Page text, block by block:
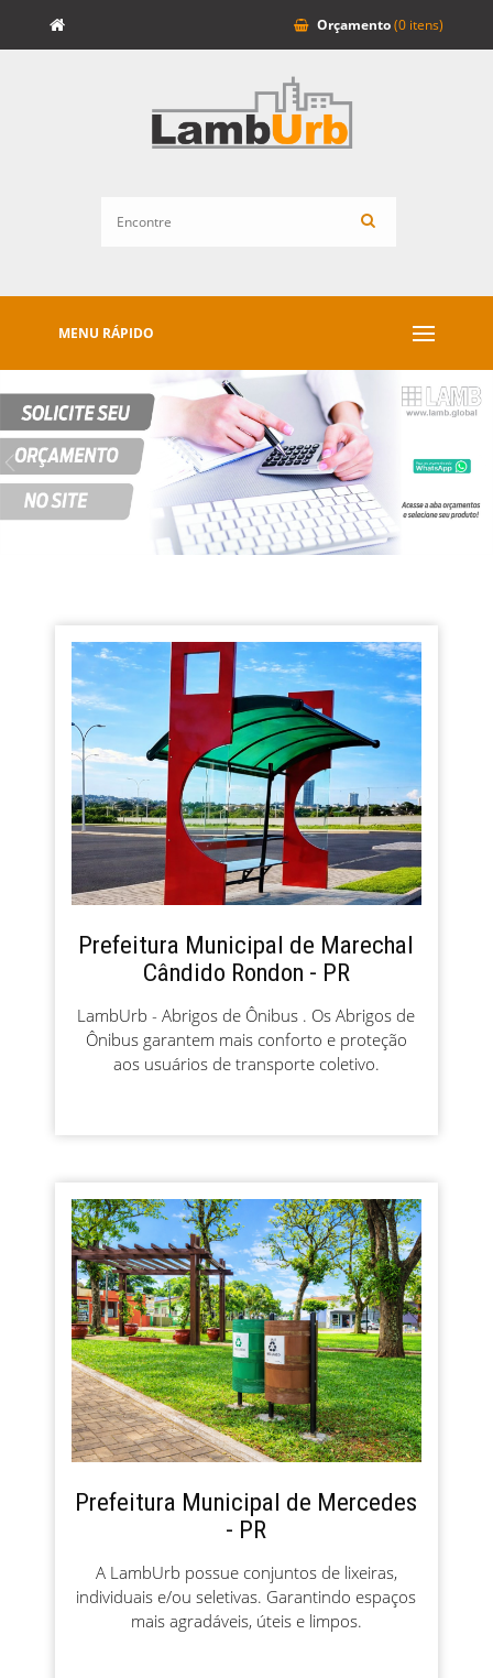
Orçamento(0 itens)
MENU RÁPIDO
Prefeitura Municipal de Marechal
Cândido Rondon - PR
LambUrb - Abrigos de Ônibus . Os Abrigos de
Ônibus garantem mais conforto e proteção
aos usuários de transporte coletivo.
Prefeitura Municipal de Mercedes
- PR
A LambUrb possue conjuntos de lixeiras,
individuais e/ou seletivas. Garantindo espaços
mais agradáveis, úteis e limpos.